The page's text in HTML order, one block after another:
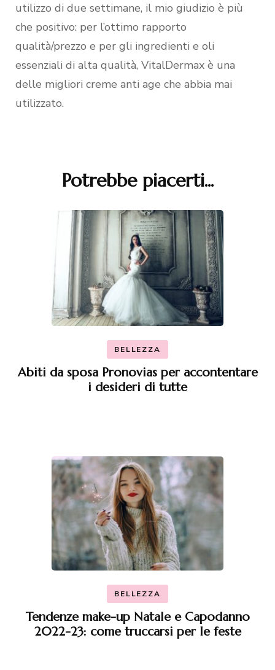
utilizzo di due settimane, il mio giudizio è più
che positivo: per l’ottimo rapporto
qualità/prezzo e per gli ingredienti e oli
essenziali di alta qualità, VitalDermax è una
delle migliori creme anti age che abbia mai
utilizzato.
NavigazionePotrebbe piacerti...
BELLEZZA
Abiti da sposa Pronovias per accontentare
i desideri di tutte
BELLEZZA
Tendenze make-up Natale e Capodanno
2022-23: come truccarsi per le feste